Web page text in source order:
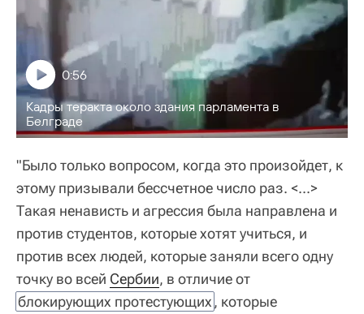
Кадры теракта около здания парламента в
Белграде
0:56
"Было только вопросом, когда это произойдет, к
этому призывали бессчетное число раз. <...>
Такая ненависть и агрессия была направлена и
против студентов, которые хотят учиться, и
против всех людей, которые заняли всего одну
точку во всей Сербии, в отличие от
блокирующих протестующих, которые